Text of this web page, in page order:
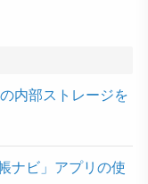
t
内部ストレージを
ナビ」アプリの使